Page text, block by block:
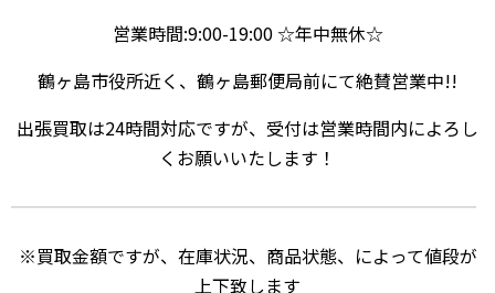
営業時間:9:00-19:00 ☆年中無休☆
鶴ヶ島市役所近く、鶴ヶ島郵便局前にて絶賛営業中!!
出張買取は24時間対応ですが、受付は営業時間内によろし
くお願いいたします！
※買取金額ですが、在庫状況、商品状態、によって値段が
上下致します